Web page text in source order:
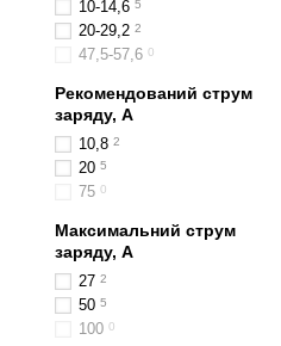
10-14,6 5
20-29,2 2
47,5-57,6 0
Рекомендований струм
заряду, А
10,8 2
20 5
75 0
Максимальний струм
заряду, А
27 2
50 5
100 0